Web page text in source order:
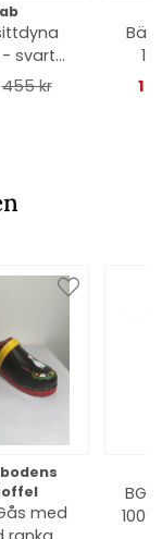
svart
455 kr 1
med